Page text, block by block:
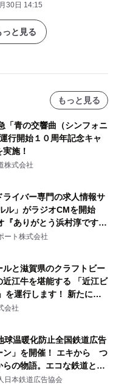
30日 14:15
と見る
もっと見る
「青の交響曲（シンフォニ
行開始１０周年記念キャ
施！
株式会社
ライバー専門の求人情報サ
ル」がラジオCMを開始
『ありがとう浜村淳です』
(土)より
ート株式会社
ルと滋賀県のクラフトビー
近江牛を堪能する 「近江ビ
を運行します！ 新たに
ール」が参加！キリン一
題が復活！
会社
球温暖化防止全国鉄道広告
ン」を開催！ エキから つ
らの物語。エコな鉄道とと
日本鉄道広告協会